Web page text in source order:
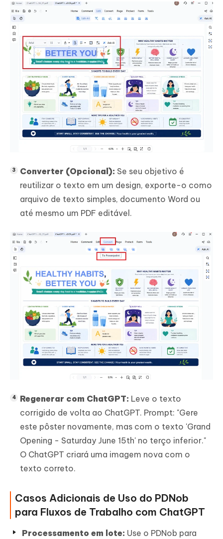
Converter (Opcional): Se seu objetivo é
reutilizar o texto em um design, exporte-o como
arquivo de texto simples, documento Word ou
até mesmo um PDF editável.
Regenerar com ChatGPT: Leve o texto
corrigido de volta ao ChatGPT. Prompt: "Gere
este pôster novamente, mas com o texto 'Grand
Opening - Saturday June 15th' no terço inferior."
O ChatGPT criará uma imagem nova com o
texto correto.
Casos Adicionais de Uso do PDNob
para Fluxos de Trabalho com ChatGPT
Processamento em lote: Use o PDNob para